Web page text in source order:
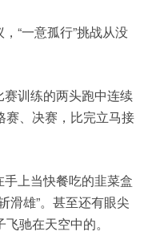
“一意孤行”挑战从没
训练的两头跑中连续
赛、决赛，比完立马接
上当快餐吃的韭菜盒
滑雄”。甚至还有眼尖
驰在天空中的。